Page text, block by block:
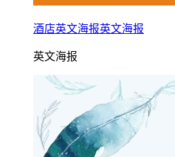
酒店英文海报英文海报
英文海报